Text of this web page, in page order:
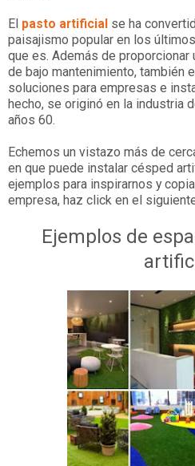
El pasto artificial se ha
paisajismo popular en los
que es. Además de
de bajo mantenimiento, también
soluciones para empresas e
hecho, se originó en la industria
años 60.
Echemos un vistazo más de
en que puede instalar césped
ejemplos para inspirarnos y
empresa, haz click en el
Ejemplos de